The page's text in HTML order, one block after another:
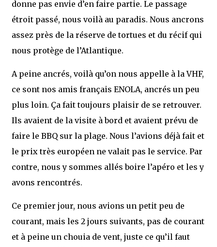
donne pas envie d’en faire partie. Le passage
étroit passé, nous voilà au paradis. Nous ancrons
assez près de la réserve de tortues et du récif qui
nous protège de l’Atlantique.
A peine ancrés, voilà qu’on nous appelle à la VHF,
ce sont nos amis français ENOLA, ancrés un peu
plus loin. Ça fait toujours plaisir de se retrouver.
Ils avaient de la visite à bord et avaient prévu de
faire le BBQ sur la plage. Nous l’avions déjà fait et
le prix très européen ne valait pas le service. Par
contre, nous y sommes allés boire l’apéro et les y
avons rencontrés.
Ce premier jour, nous avions un petit peu de
courant, mais les 2 jours suivants, pas de courant
et à peine un chouia de vent, juste ce qu’il faut